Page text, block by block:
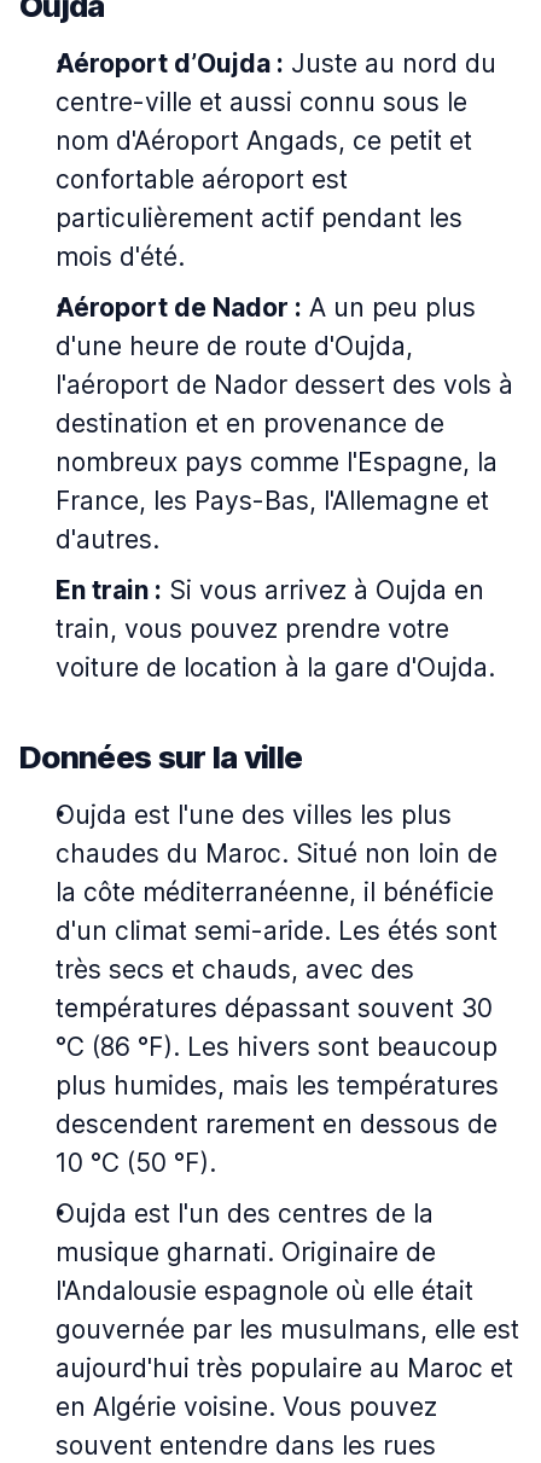
Aéroport d’Oujda : Juste au nord du
centre-ville et aussi connu sous le
nom d'Aéroport Angads, ce petit et
confortable aéroport est
particulièrement actif pendant les
mois d'été.
Aéroport de Nador : A un peu plus
d'une heure de route d'Oujda,
l'aéroport de Nador dessert des vols à
destination et en provenance de
nombreux pays comme l'Espagne, la
France, les Pays-Bas, l'Allemagne et
d'autres.
En train : Si vous arrivez à Oujda en
train, vous pouvez prendre votre
voiture de location à la gare d'Oujda.
Données sur la ville
Oujda est l'une des villes les plus
chaudes du Maroc. Situé non loin de
la côte méditerranéenne, il bénéficie
d'un climat semi-aride. Les étés sont
très secs et chauds, avec des
températures dépassant souvent 30
°C (86 °F). Les hivers sont beaucoup
plus humides, mais les températures
descendent rarement en dessous de
10 °C (50 °F).
Oujda est l'un des centres de la
musique gharnati. Originaire de
l'Andalousie espagnole où elle était
gouvernée par les musulmans, elle est
aujourd'hui très populaire au Maroc et
en Algérie voisine. Vous pouvez
souvent entendre dans les rues